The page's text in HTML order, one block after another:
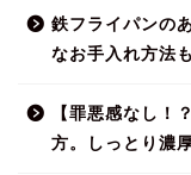
鉄フライパンの
なお手入れ方法
【罪悪感なし！
方。しっとり濃